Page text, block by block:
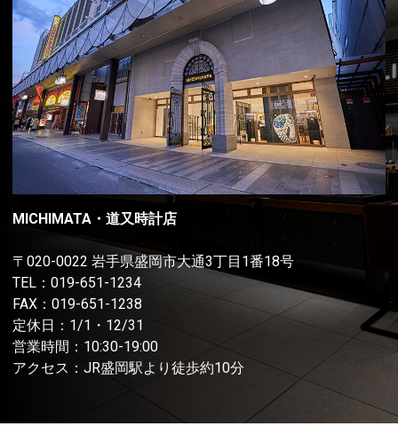
MICHIMATA・道又時計店
〒020-0022 岩手県盛岡市大通3丁目1番18号
TEL： 019-651-1234
FAX：019-651-1238
定休日：1/1・12/31
営業時間：10:30-19:00
アクセス：JR盛岡駅より徒歩約10分